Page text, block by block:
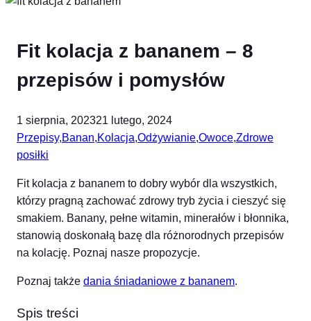
Fit kolacja z bananem – 8
przepisów i pomysłów
1 sierpnia, 202321 lutego, 2024
Przepisy,Banan,Kolacja,Odżywianie,Owoce,Zdrowe
posiłki
Fit kolacja z bananem to dobry wybór dla wszystkich,
którzy pragną zachować zdrowy tryb życia i cieszyć się
smakiem. Banany, pełne witamin, minerałów i błonnika,
stanowią doskonałą bazę dla różnorodnych przepisów
na kolację. Poznaj nasze propozycje.
Poznaj także dania śniadaniowe z bananem.
Spis treści